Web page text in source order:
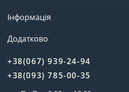
Інформація
Додатково
+38(067) 939-24-94
+38(093) 785-00-35